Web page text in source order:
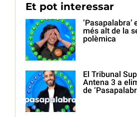
Et pot interessar
més alt de la
polèmica
El Tribunal
Antena 3 a
de